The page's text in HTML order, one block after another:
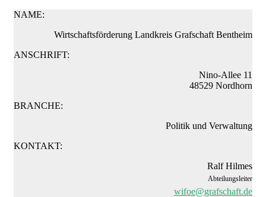
NAME:
Wirtschaftsförderung Landkreis Grafschaft Bentheim
ANSCHRIFT:
Nino-Allee 11
48529 Nordhorn
BRANCHE:
Politik und Verwaltung
KONTAKT:
Ralf Hilmes
Abteilungsleiter
wifoe@grafschaft.de